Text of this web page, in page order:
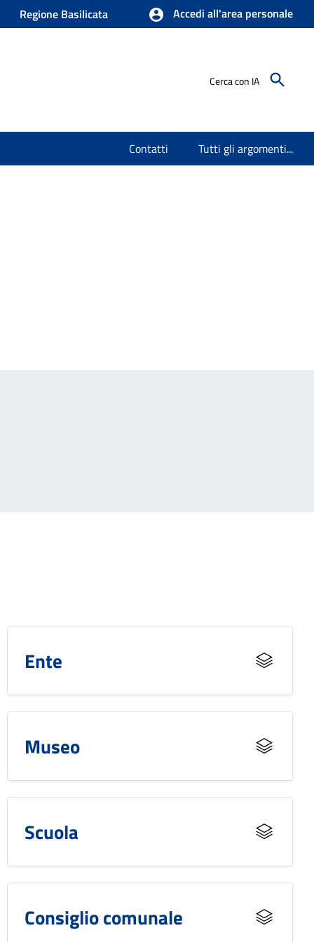
Regione Basilicata Accedi all'area personale
Cerca con IA
Contatti Tutti gli argomenti...
Ente
Museo
Scuola
Consiglio comunale